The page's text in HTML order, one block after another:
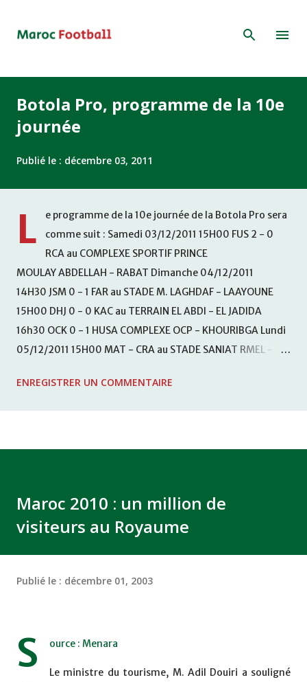
Botola Pro, programme de la 10e
journée
Publié le : décembre 03, 2011
L
e programme de la 10e journée de la Botola Pro sera
comme suit : Samedi 03/12/2011 15H00 FUS 2 - 0
RCA au COMPLEXE SPORTIF PRINCE
MOULAY ABDELLAH - RABAT Dimanche 04/12/2011
14H30 JSM 0 - 1 FAR au STADE M. LAGHDAF - LAAYOUNE
15H00 DHJ 0 - 0 KAC au TERRAIN EL ABDI - EL JADIDA
16h30 OCK 0 - 1 HUSA COMPLEXE OCP - KHOURIBGA Lundi
05/12/2011 15H00 MAT - CRA au STADE SANIAT RMEL -
KHEMISET Mardi 06/12/2011 15H00 WAF - OCS au
ENREGISTRER UN COMMENTAIRE
Maroc 2010 : un million de
visiteurs au Royaume
Publié le : décembre 01, 2003
S ource : Menara
Le ministre du tourisme, M. Adil Douiri a souligné